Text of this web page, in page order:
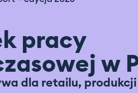
pracy
w
dla retailu,